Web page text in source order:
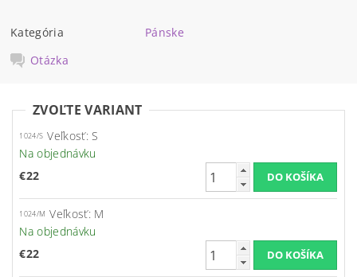
Kategória
Pánske
Otázka
ZVOĽTE VARIANT
1024/S Veľkosť: S
Na objednávku
€22
1024/M Veľkosť: M
Na objednávku
€22